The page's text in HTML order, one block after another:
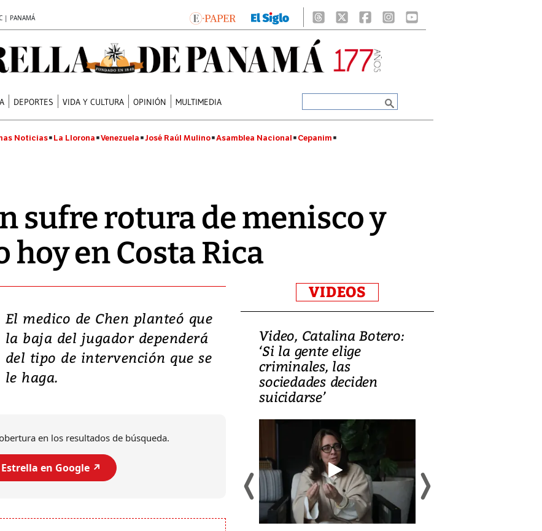
| PANAMÁ
DEPORTES VIDA Y CULTURA OPINIÓN MULTIMEDIA
Noticias La Llorona Venezuela José Raúl Mulino Asamblea Nacional Cepanim
sufre rotura de menisco y
hoy en Costa Rica
El medico de Chen planteó que
la baja del jugador dependerá
del tipo de intervención que se
le haga.
en los resultados de búsqueda.
en Google ↗️
VIDEOS
Video, Japón: Terremoto
deja heridos y graves
daños en Kumamoto
7,1 se registró este martes 28 de
Video, Catalina Botero:
‘Si la gente elige
criminales, las
sociedades deciden
suicidarse’